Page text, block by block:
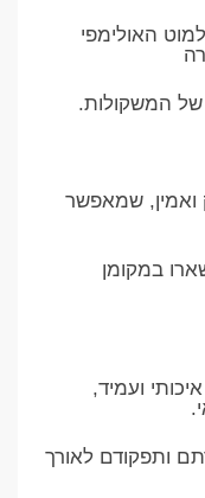
האולימפי
של המשקולות.
ואמין, שמאפשר
במקומן
ועמיד,
ותפקודם לאורך